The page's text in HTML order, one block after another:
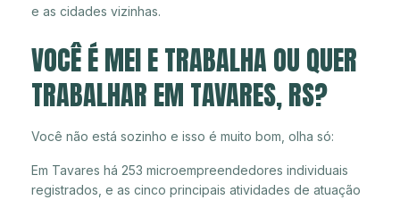
e as cidades vizinhas.
VOCÊ É MEI E TRABALHA OU QUER
TRABALHAR EM TAVARES, RS?
Você não está sozinho e isso é muito bom, olha só:
Em Tavares há 253 microempreendedores individuais
registrados, e as cinco principais atividades de atuação